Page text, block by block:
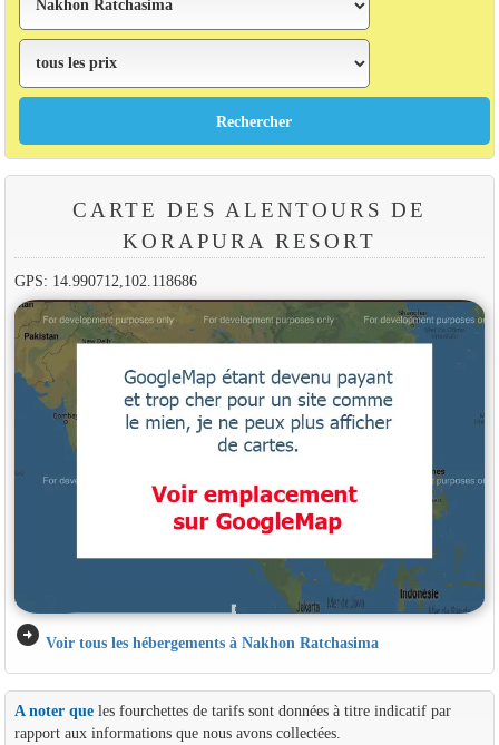
CARTE DES ALENTOURS DE
KORAPURA RESORT
GPS: 14.990712,102.118686
arrow_circle_right Voir tous les hébergements à Nakhon Ratchasima
A noter queles fourchettes de tarifs sont données à titre indicatif par
rapport aux informations que nous avons collectées.